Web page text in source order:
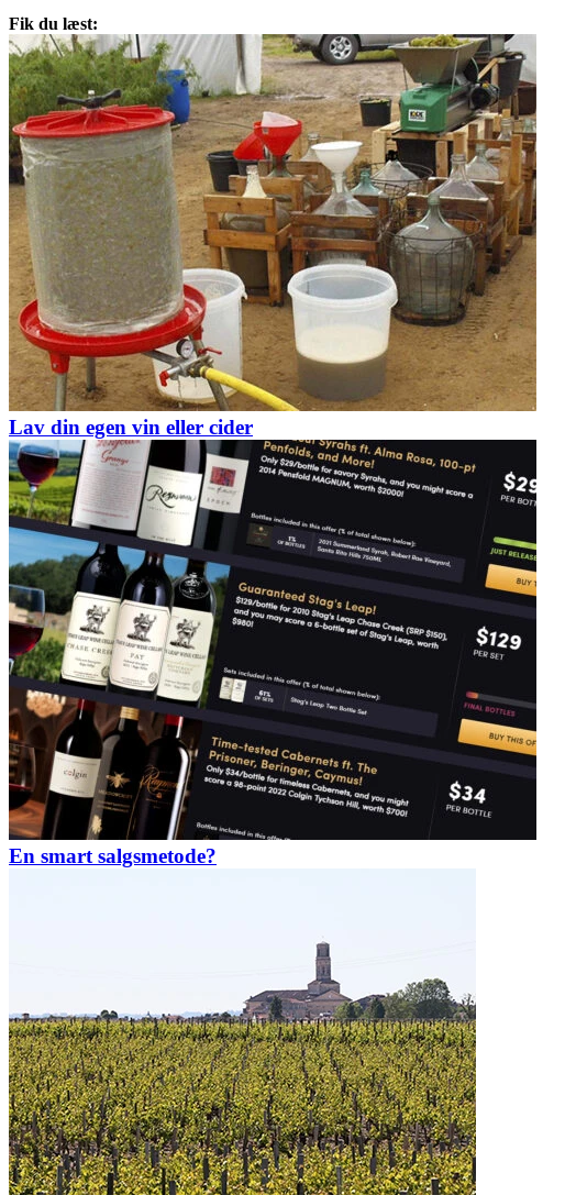
Fik du læst:
Lav din egen vin eller cider
En smart salgsmetode?